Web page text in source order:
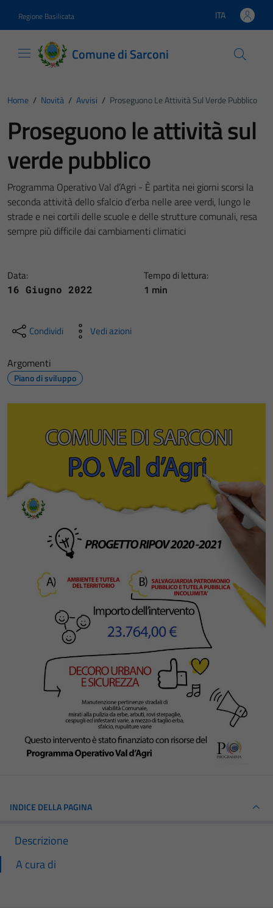
Regione Basilicata Lingua attiva:
ITA
Comune di Sarconi
Home / Novità / Avvisi / Proseguono Le Attività Sul Verde Pubblico
Proseguono le attività sul
verde pubblico
Programma Operativo Val d’Agri - È partita nei giorni scorsi la
seconda attività dello sfalcio d’erba nelle aree verdi, lungo le
strade e nei cortili delle scuole e delle strutture comunali, resa
sempre più difficile dai cambiamenti climatici
Data:
16 Giugno 2022
Tempo di lettura:
1 min
Condividi Vedi azioni
Argomenti
Piano di sviluppo
INDICE DELLA PAGINA
Descrizione
A cura di